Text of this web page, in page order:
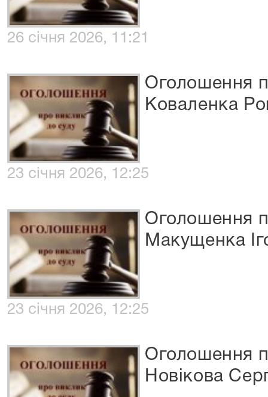
26 січня 2026, 11:21
Оголошення
Коваленка
23 січня 2026, 12:25
Оголошення
Макущенка
23 січня 2026, 12:25
Оголошення
Новікова